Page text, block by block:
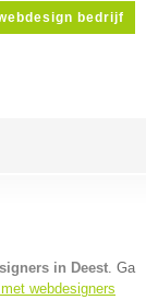
bedrijf
in Deest. Ga
webdesigners